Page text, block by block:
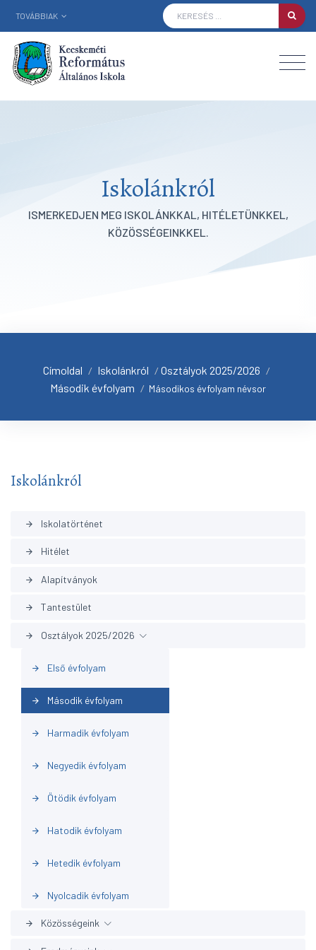
TOVÁBBIAK
Iskolánkról
ISMERKEDJEN MEG ISKOLÁNKKAL, HITÉLETÜNKKEL,
KÖZÖSSÉGEINKKEL.
Címoldal / Iskolánkról / Osztályok 2025/2026 /
Második évfolyam / Másodikos évfolyam névsor
Iskolánkról
arrow_forward Iskolatörténet
arrow_forward Hitélet
arrow_forward Alapítványok
arrow_forward Tantestület
arrow_forward Osztályok 2025/2026
arrow_forward Első évfolyam
arrow_forward Második évfolyam
arrow_forward Harmadik évfolyam
arrow_forward Negyedik évfolyam
arrow_forward Ötödik évfolyam
arrow_forward Hatodik évfolyam
arrow_forward Hetedik évfolyam
arrow_forward Nyolcadik évfolyam
arrow_forward Közösségeink